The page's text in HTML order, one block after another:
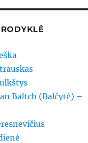
Baltch (Balčytė) –